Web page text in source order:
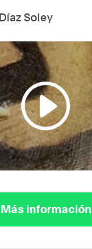
Soley
Más información